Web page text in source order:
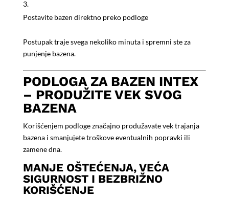
Postavite bazen direktno preko podloge
Postupak traje svega nekoliko minuta i spremni ste za
punjenje bazena.
PODLOGA ZA BAZEN INTEX
– PRODUŽITE VEK SVOG
BAZENA
Korišćenjem podloge značajno produžavate vek trajanja
bazena i smanjujete troškove eventualnih popravki ili
zamene dna.
MANJE OŠTEĆENJA, VEĆA
SIGURNOST I BEZBRIŽNO
KORIŠĆENJE